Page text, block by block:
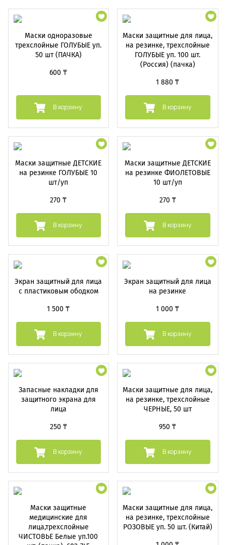
Маски одноразовые
трехслойные ГОЛУБЫЕ уп.
50 шт (ПАЧКА)
600 ₸
В корзину
Маски защитные для лица,
на резинке, трехслойные
ГОЛУБЫЕ уп. 100 шт.
(Россия) (пачка)
1 880 ₸
В корзину
Маски защитные ДЕТСКИЕ
на резинке ГОЛУБЫЕ 10
шт/уп
270 ₸
В корзину
Маски защитные ДЕТСКИЕ
на резинке ФИОЛЕТОВЫЕ
10 шт/уп
270 ₸
В корзину
Экран защитный для лица
с пластиковым ободком
1 500 ₸
В корзину
Экран защитный для лица
на резинке
1 000 ₸
В корзину
Запасные накладки для
защитного экрана для
лица
250 ₸
В корзину
Маски защитные для лица,
на резинке, трехслойные
ЧЕРНЫЕ, 50 шт
950 ₸
В корзину
Маски защитные
медицинские для
лица,трехслойные
ЧИСТОВЬЕ Белые уп.100
Маски защитные для лица,
на резинке, трехслойные
РОЗОВЫЕ уп. 50 шт. (Китай)